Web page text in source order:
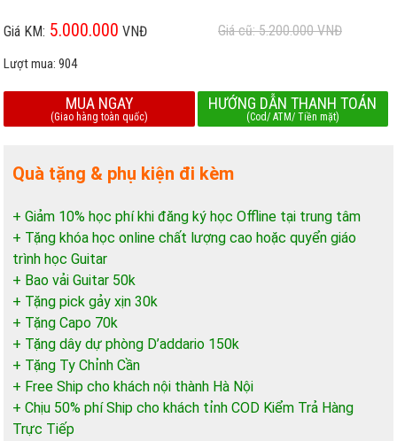
Giá KM: 5.000.000 VNĐ Giá cũ: 5.200.000VNĐ
Lượt mua:904
MUA NGAY
(Giao hàng toàn quốc)
HƯỚNG DẪN THANH TOÁN
(Cod/ ATM/ Tiền mặt)
Quà tặng & phụ kiện đi kèm
+ Giảm 10% học phí khi đăng ký học Offline tại trung tâm
+ Tặng khóa học online chất lượng cao hoặc quyển giáo
trình học Guitar
+ Bao vải Guitar 50k
+ Tặng pick gảy xịn 30k
+ Tặng Capo 70k
+ Tặng dây dự phòng D’addario 150k
+ Tặng Ty Chỉnh Cần
+ Free Ship cho khách nội thành Hà Nội
+ Chịu 50% phí Ship cho khách tỉnh COD Kiểm Trả Hàng
Trực Tiếp